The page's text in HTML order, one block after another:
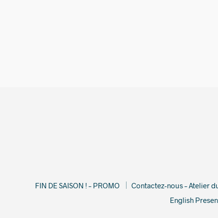
FIN DE SAISON ! – PROMO Contactez-nous – Atelier
English